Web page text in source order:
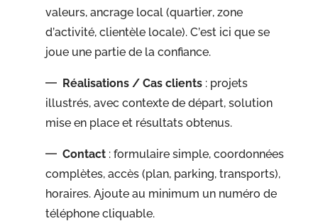
valeurs, ancrage local (quartier, zone
d’activité, clientèle locale). C’est ici que se
joue une partie de la confiance.
Réalisations / Cas clients : projets
illustrés, avec contexte de départ, solution
mise en place et résultats obtenus.
Contact : formulaire simple, coordonnées
complètes, accès (plan, parking, transports),
horaires. Ajoute au minimum un numéro de
téléphone cliquable.